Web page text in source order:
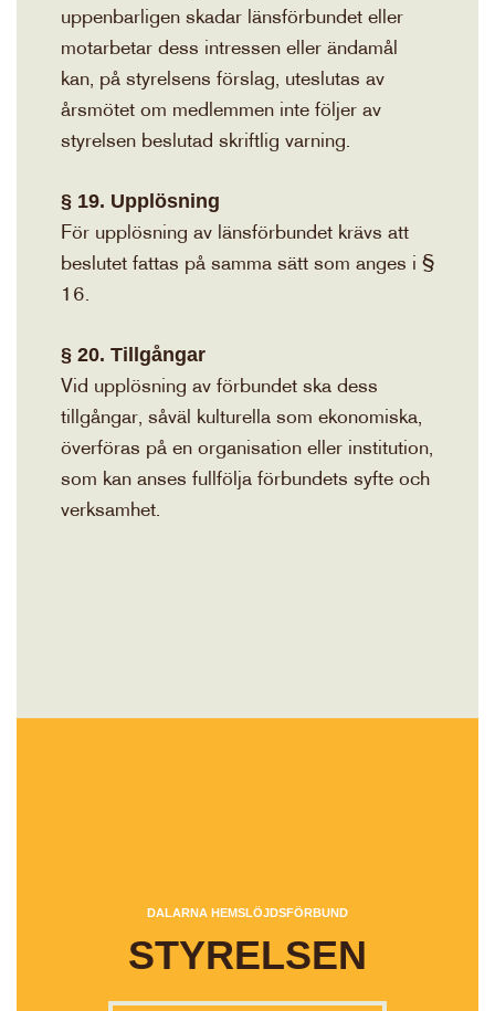
uppenbarligen skadar länsförbundet eller
motarbetar dess intressen eller ändamål
kan, på styrelsens förslag, uteslutas av
årsmötet om medlemmen inte följer av
styrelsen beslutad skriftlig varning.
§ 19. Upplösning
För upplösning av länsförbundet krävs att
beslutet fattas på samma sätt som anges i §
16.
§ 20. Tillgångar
Vid upplösning av förbundet ska dess
tillgångar, såväl kulturella som ekonomiska,
överföras på en organisation eller institution,
som kan anses fullfölja förbundets syfte och
verksamhet.
DALARNA HEMSLÖJDSFÖRBUND
STYRELSEN